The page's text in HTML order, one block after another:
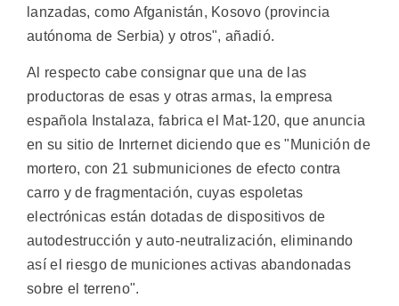
lanzadas, como Afganistán, Kosovo (provincia
autónoma de Serbia) y otros", añadió.
Al respecto cabe consignar que una de las
productoras de esas y otras armas, la empresa
española Instalaza, fabrica el Mat-120, que anuncia
en su sitio de Inrternet diciendo que es "Munición de
mortero, con 21 submuniciones de efecto contra
carro y de fragmentación, cuyas espoletas
electrónicas están dotadas de dispositivos de
autodestrucción y auto-neutralización, eliminando
así el riesgo de municiones activas abandonadas
sobre el terreno".